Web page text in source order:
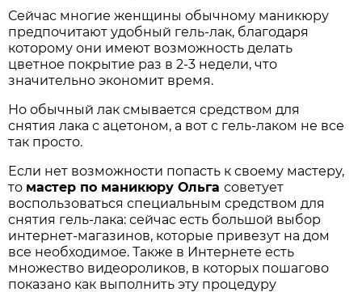
Сейчас многие женщины обычному маникюру
предпочитают удобный гель-лак, благодаря
которому они имеют возможность делать
цветное покрытие раз в 2-3 недели, что
значительно экономит время.
Но обычный лак смывается средством для
снятия лака с ацетоном, а вот с гель-лаком не все
так просто.
Если нет возможности попасть к своему мастеру,
то мастер по маникюру Ольгасоветует
воспользоваться специальным средством для
снятия гель-лака: сейчас есть большой выбор
интернет-магазинов, которые привезут на дом
все необходимое. Также в Интернете есть
множество видеороликов, в которых пошагово
показано как выполнить эту процедуру